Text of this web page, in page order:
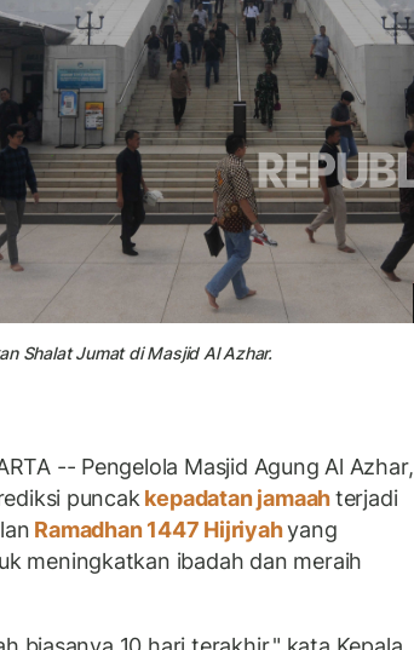
Shalat Jumat di Masjid Al Azhar.
-- Pengelola Masjid Agung Al Azhar,
puncak kepadatan jamaahterjadi
Ramadhan 1447 Hijriyahyang
meningkatkan ibadah dan meraih